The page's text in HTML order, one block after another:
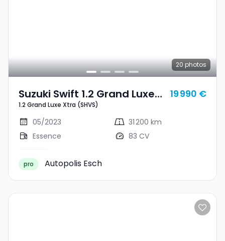
20 photos
Suzuki Swift 1.2 Grand Luxe
Xtra (SHVS)
1.2 Grand Luxe Xtra (SHVS)
19 990 €
05/2023
31 200 km
Essence
83 CV
pro Autopolis Esch